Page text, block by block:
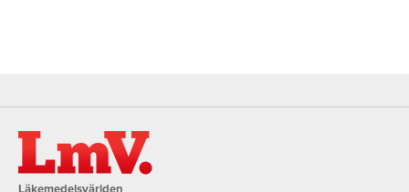
Läkemedelsvärlden